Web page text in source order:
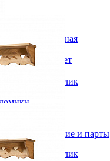
кровати
Вилия-М модульная
до 3-х лет
детские и парты
детей
стенка
купить в 1 клик
KAE2
купить в 1 клик